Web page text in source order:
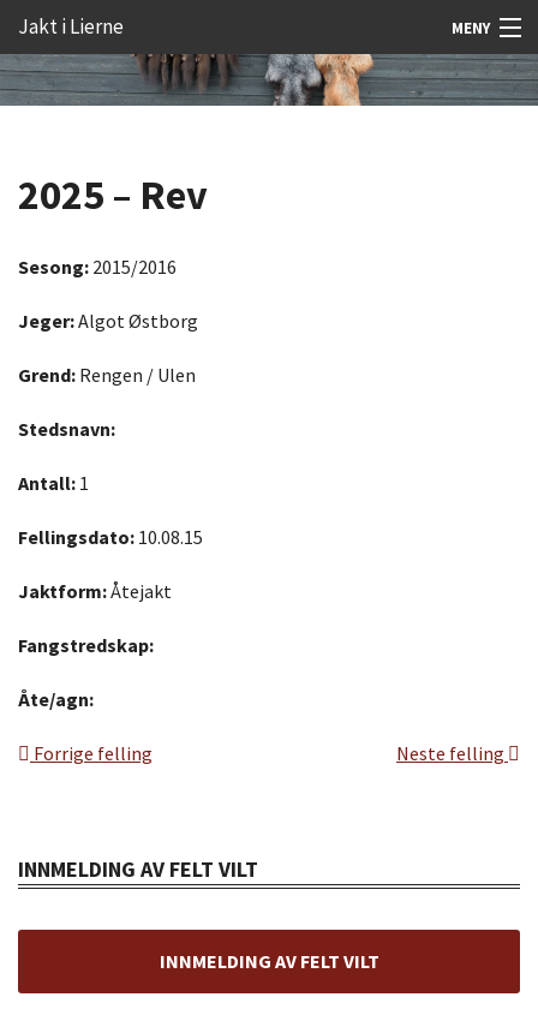
Jakt i Lierne MENY
Nyheter
Fangst
innholdet
Forstørre
2025 – Rev
Sesong: 2015/2016
Jeger:Algot Østborg
Grend: Rengen / Ulen
Stedsnavn:
Antall: 1
Fellingsdato: 10.08.15
Jaktform:Åtejakt
Fangstredskap:
Åte/agn:
Forrige felling Neste felling
INNMELDING AV FELT VILT
INNMELDING AV FELT VILT